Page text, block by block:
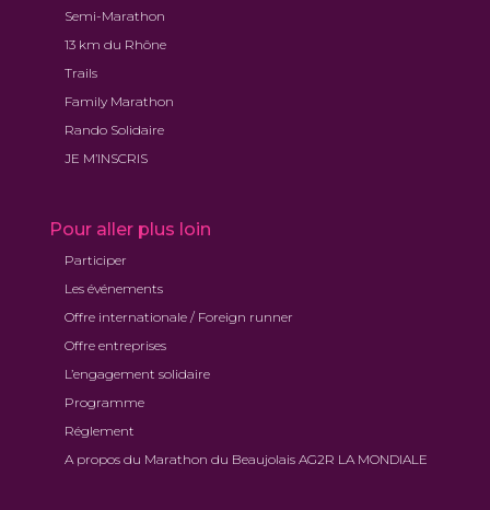
Semi-Marathon
13 km du Rhône
Trails
Family Marathon
Rando Solidaire
JE M’INSCRIS
Pour aller plus loin
Participer
Les événements
Offre internationale / Foreign runner
Offre entreprises
L’engagement solidaire
Programme
Réglement
A propos du Marathon du Beaujolais AG2R LA MONDIALE